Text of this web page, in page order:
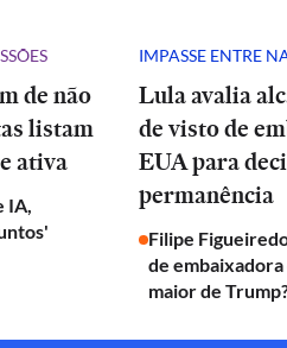
de não
listam
ativa
IA,
IMPASSE ENTRE
Lula avalia
de visto de
EUA para
permanência
Filipe
de embaixadora
maior de